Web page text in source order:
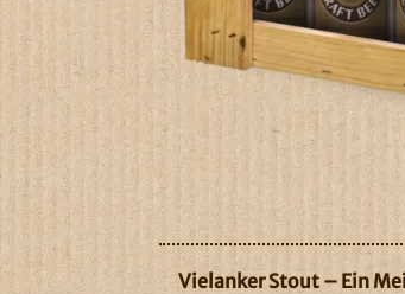
Vielanker Stout – Ein